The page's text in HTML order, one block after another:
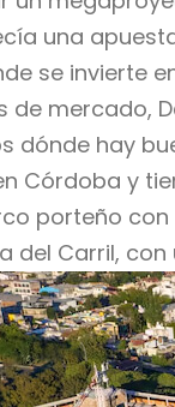
una
se invierte
de mercado,
dónde hay
Córdoba y
porteño
del Carril,